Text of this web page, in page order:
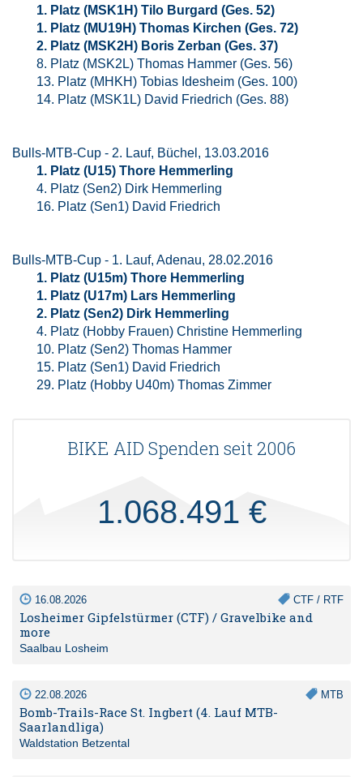
1. Platz (MSK1H) Tilo Burgard (Ges. 52)
1. Platz (MU19H) Thomas Kirchen (Ges. 72)
2. Platz (MSK2H) Boris Zerban (Ges. 37)
8. Platz (MSK2L) Thomas Hammer (Ges. 56)
13. Platz (MHKH) Tobias Idesheim (Ges. 100)
14. Platz (MSK1L) David Friedrich (Ges. 88)
Bulls-MTB-Cup - 2. Lauf, Büchel, 13.03.2016
1. Platz (U15) Thore Hemmerling
4. Platz (Sen2) Dirk Hemmerling
16. Platz (Sen1) David Friedrich
Bulls-MTB-Cup - 1. Lauf, Adenau, 28.02.2016
1. Platz (U15m) Thore Hemmerling
1. Platz (U17m) Lars Hemmerling
2. Platz (Sen2) Dirk Hemmerling
4. Platz (Hobby Frauen) Christine Hemmerling
10. Platz (Sen2) Thomas Hammer
15. Platz (Sen1) David Friedrich
29. Platz (Hobby U40m) Thomas Zimmer
BIKE AID Spenden seit 2006
1.068.491 €
16.08.2026 CTF / RTF
Losheimer Gipfelstürmer (CTF) / Gravelbike and
more
Saalbau Losheim
22.08.2026 MTB
Bomb-Trails-Race St. Ingbert (4. Lauf MTB-
Saarlandliga)
Waldstation Betzental